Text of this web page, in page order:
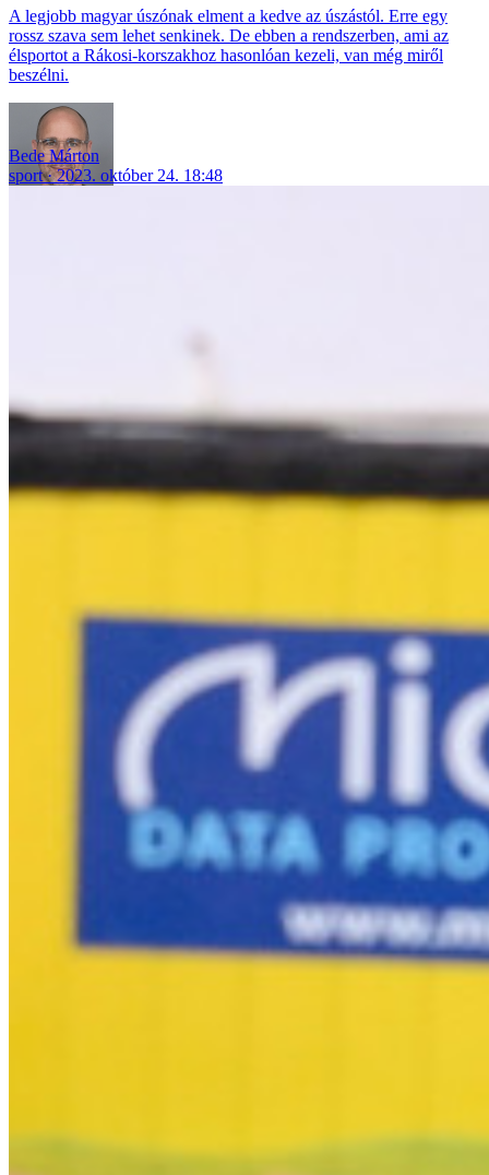
A legjobb magyar úszónak elment a kedve az úszástól. Erre egy
rossz szava sem lehet senkinek. De ebben a rendszerben, ami az
élsportot a Rákosi-korszakhoz hasonlóan kezeli, van még miről
beszélni.
Bede Márton
sport
2023. október 24. 18:48